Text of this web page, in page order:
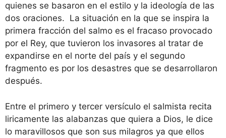
quienes se basaron en el estilo y la ideología de las
dos oraciones. La situación en la que se inspira la
primera fracción del salmo es el fracaso provocado
por el Rey, que tuvieron los invasores al tratar de
expandirse en el norte del país y el segundo
fragmento es por los desastres que se desarrollaron
después.
Entre el primero y tercer versículo el salmista recita
liricamente las alabanzas que quiera a Dios, le dice
lo maravillosos que son sus milagros ya que ellos